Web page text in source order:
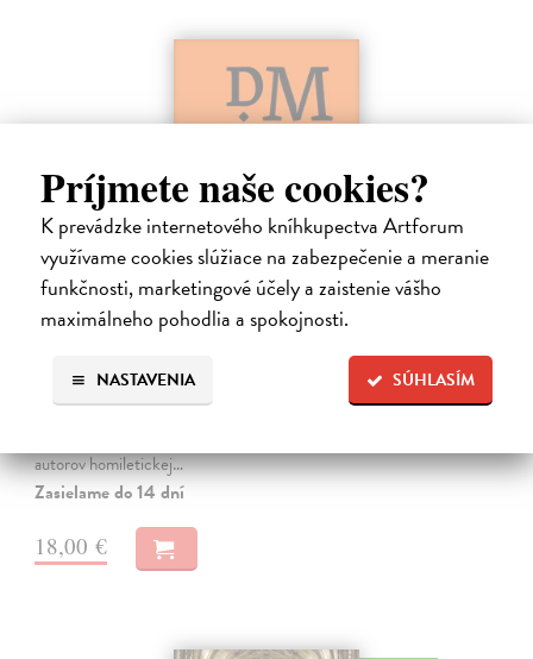
Príjmete naše cookies?
K prevádzke internetového kníhkupectva Artforum
využívame cookies slúžiace na zabezpečenie a meranie
funkčnosti, marketingové účely a zaistenie vášho
maximálneho pohodlia a spokojnosti.
SÚHLASÍM
NASTAVENIA
Dominik Mokoš OFM (1718-1776) a jeho
kazateľská tvorba
Škovierová Angela| Kniha
Ide o titul, ktorým naše vydavateľstvo pokračuje v mapovaní
autorov homiletickej…
Zasielame do 14 dní
18,00 €